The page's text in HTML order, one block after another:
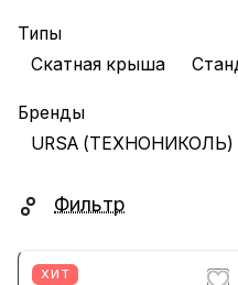
Типы
Скатная крыша
Бренды
URSA (ТЕХНОНИКОЛЬ)
Фильтр
ХИТ